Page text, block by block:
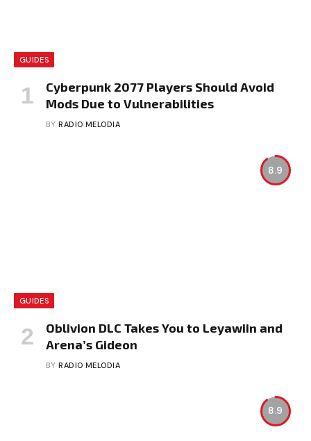
GUIDES
Cyberpunk 2077 Players Should Avoid
Mods Due to Vulnerabilities
BY RADIO MELODIA
8.9
GUIDES
Oblivion DLC Takes You to Leyawiin and
Arena’s Gideon
BY RADIO MELODIA
8.9